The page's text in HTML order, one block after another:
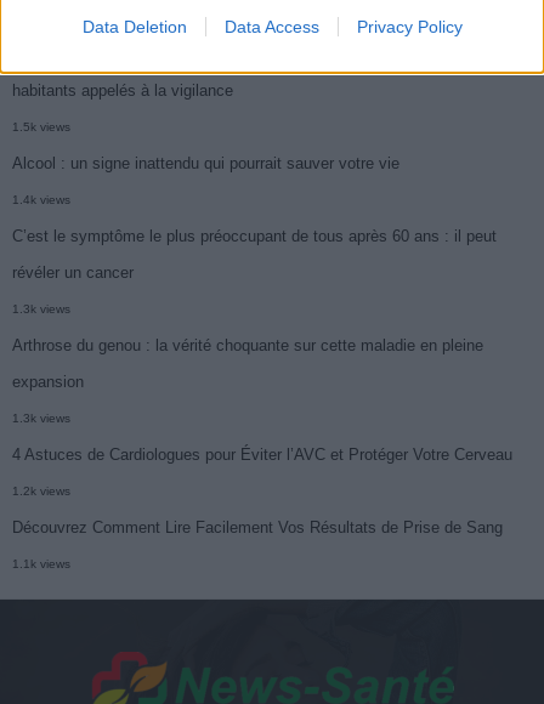
Data Deletion Data Access Privacy Policy
habitants appelés à la vigilance
1.5k views
Alcool : un signe inattendu qui pourrait sauver votre vie
1.4k views
C’est le symptôme le plus préoccupant de tous après 60 ans : il peut
révéler un cancer
1.3k views
Arthrose du genou : la vérité choquante sur cette maladie en pleine
expansion
1.3k views
4 Astuces de Cardiologues pour Éviter l’AVC et Protéger Votre Cerveau
1.2k views
Découvrez Comment Lire Facilement Vos Résultats de Prise de Sang
1.1k views